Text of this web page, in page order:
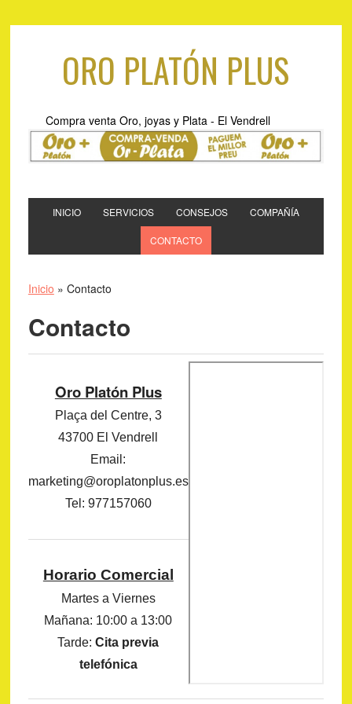
ORO PLATÓN PLUS
Compra venta Oro, joyas y Plata - El Vendrell
INICIO SERVICIOS CONSEJOS COMPAÑÍA
CONTACTO
Inicio » Contacto
Contacto
Oro Platón Plus
Plaça del Centre, 3
43700 El Vendrell
Email:
marketing@oroplatonplus.es
Tel: 977157060
Horario Comercial
Martes a Viernes
Mañana: 10:00 a 13:00
Tarde:Cita previa
telefónica